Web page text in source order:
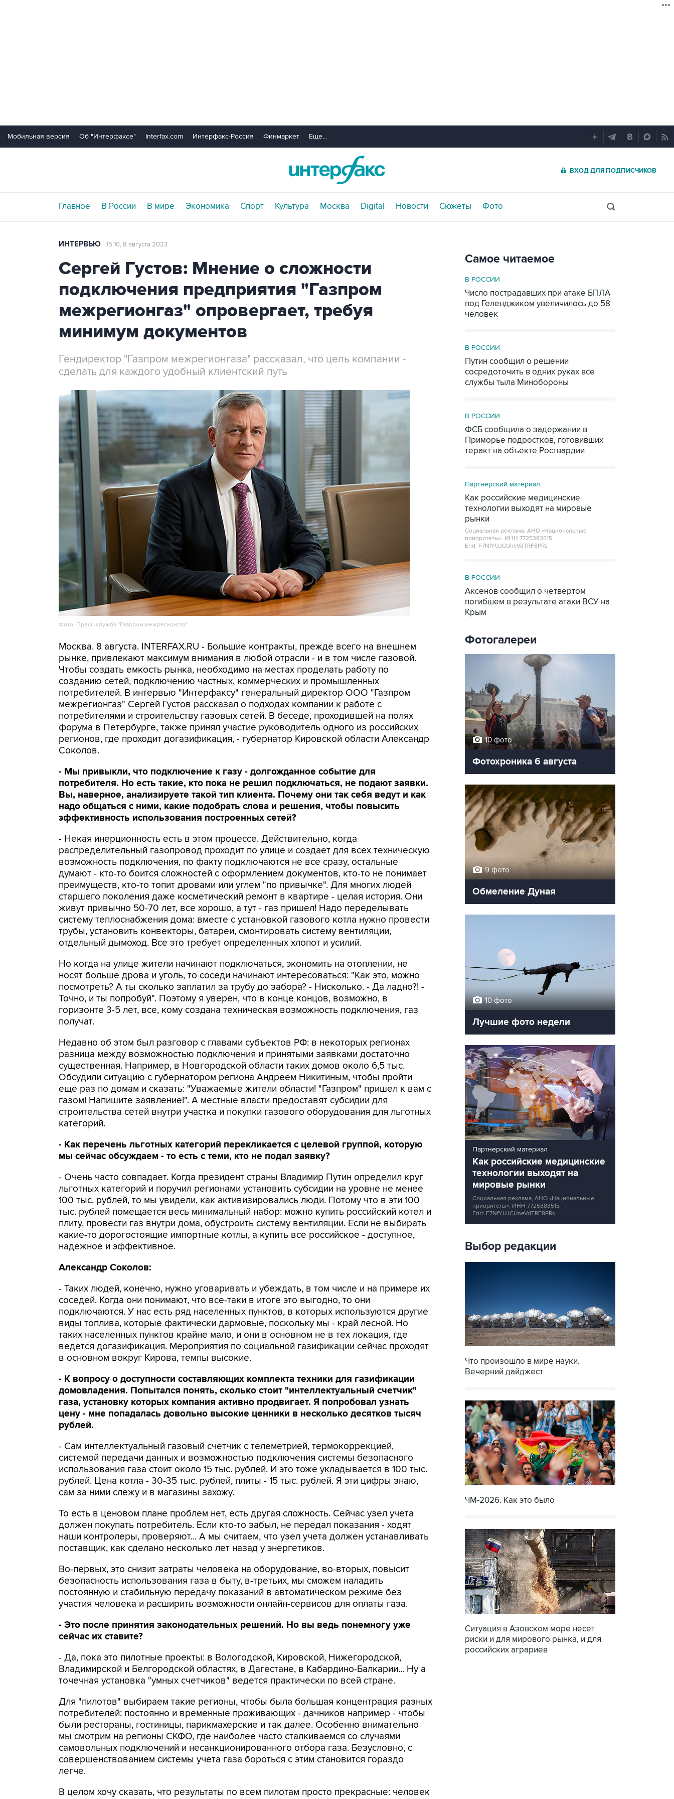
Мобильная версия Об "Интерфаксе" Interfax.com Интерфакс-Россия Финмаркет Еще...
ВХОД ДЛЯ ПОДПИСЧИКОВ
Главное В России В мире Экономика Спорт Культура Москва Digital Новости Сюжеты Фото
ИНТЕРВЬЮ 15:10, 8 августа 2023
Сергей Густов: Мнение о сложности
подключения предприятия "Газпром
межрегионгаз" опровергает, требуя
минимум документов
Гендиректор "Газпром межрегионгаза" рассказал, что цель компании -
сделать для каждого удобный клиентский путь
Фото: Пресс-служба "Газпром межрегионгаз"
Москва. 8 августа. INTERFAX.RU - Большие контракты, прежде всего на внешнем
рынке, привлекают максимум внимания в любой отрасли - и в том числе газовой.
Чтобы создать емкость рынка, необходимо на местах проделать работу по
созданию сетей, подключению частных, коммерческих и промышленных
потребителей. В интервью "Интерфаксу" генеральный директор ООО "Газпром
межрегионгаз" Сергей Густов рассказал о подходах компании к работе с
потребителями и строительству газовых сетей. В беседе, проходившей на полях
форума в Петербурге, также принял участие руководитель одного из российских
регионов, где проходит догазификация, - губернатор Кировской области Александр
Соколов.
- Мы привыкли, что подключение к газу - долгожданное событие для
потребителя. Но есть такие, кто пока не решил подключаться, не подают заявки.
Вы, наверное, анализируете такой тип клиента. Почему они так себя ведут и как
надо общаться с ними, какие подобрать слова и решения, чтобы повысить
эффективность использования построенных сетей?
- Некая инерционность есть в этом процессе. Действительно, когда
распределительный газопровод проходит по улице и создает для всех техническую
возможность подключения, по факту подключаются не все сразу, остальные
думают - кто-то боится сложностей с оформлением документов, кто-то не понимает
преимуществ, кто-то топит дровами или углем "по привычке". Для многих людей
старшего поколения даже косметический ремонт в квартире - целая история. Они
живут привычно 50-70 лет, все хорошо, а тут - газ пришел! Надо переделывать
систему теплоснабжения дома: вместе с установкой газового котла нужно провести
трубы, установить конвекторы, батареи, смонтировать систему вентиляции,
отдельный дымоход. Все это требует определенных хлопот и усилий.
Но когда на улице жители начинают подключаться, экономить на отоплении, не
носят больше дрова и уголь, то соседи начинают интересоваться: "Как это, можно
посмотреть? А ты сколько заплатил за трубу до забора? - Нисколько. - Да ладно?! -
Точно, и ты попробуй". Поэтому я уверен, что в конце концов, возможно, в
горизонте 3-5 лет, все, кому создана техническая возможность подключения, газ
получат.
Недавно об этом был разговор с главами субъектов РФ: в некоторых регионах
разница между возможностью подключения и принятыми заявками достаточно
существенная. Например, в Новгородской области таких домов около 6,5 тыс.
Обсудили ситуацию с губернатором региона Андреем Никитиным, чтобы пройти
еще раз по домам и сказать: "Уважаемые жители области! "Газпром" пришел к вам с
газом! Напишите заявление!". А местные власти предоставят субсидии для
строительства сетей внутри участка и покупки газового оборудования для льготных
категорий.
- Как перечень льготных категорий перекликается с целевой группой, которую
мы сейчас обсуждаем - то есть с теми, кто не подал заявку?
- Очень часто совпадает. Когда президент страны Владимир Путин определил круг
льготных категорий и поручил регионами установить субсидии на уровне не менее
100 тыс. рублей, то мы увидели, как активизировались люди. Потому что в эти 100
тыс. рублей помещается весь минимальный набор: можно купить российский котел и
плиту, провести газ внутри дома, обустроить систему вентиляции. Если не выбирать
какие-то дорогостоящие импортные котлы, а купить все российское - доступное,
надежное и эффективное.
Александр Соколов:
- Таких людей, конечно, нужно уговаривать и убеждать, в том числе и на примере их
соседей. Когда они понимают, что все-таки в итоге это выгодно, то они
подключаются. У нас есть ряд населенных пунктов, в которых используются другие
виды топлива, которые фактически дармовые, поскольку мы - край лесной. Но
таких населенных пунктов крайне мало, и они в основном не в тех локация, где
ведется догазификация. Мероприятия по социальной газификации сейчас проходят
в основном вокруг Кирова, темпы высокие.
- К вопросу о доступности составляющих комплекта техники для газификации
домовладения. Попытался понять, сколько стоит "интеллектуальный счетчик"
газа, установку которых компания активно продвигает. Я попробовал узнать
цену - мне попадалась довольно высокие ценники в несколько десятков тысяч
рублей.
- Сам интеллектуальный газовый счетчик с телеметрией, термокоррекцией,
системой передачи данных и возможностью подключения системы безопасного
использования газа стоит около 15 тыс. рублей. И это тоже укладывается в 100 тыс.
рублей. Цена котла - 30-35 тыс. рублей, плиты - 15 тыс. рублей. Я эти цифры знаю,
сам за ними слежу и в магазины захожу.
То есть в ценовом плане проблем нет, есть другая сложность. Сейчас узел учета
должен покупать потребитель. Если кто-то забыл, не передал показания - ходят
наши контролеры, проверяют... А мы считаем, что узел учета должен устанавливать
поставщик, как сделано несколько лет назад у энергетиков.
Во-первых, это снизит затраты человека на оборудование, во-вторых, повысит
безопасность использования газа в быту, в-третьих, мы сможем наладить
постоянную и стабильную передачу показаний в автоматическом режиме без
участия человека и расширить возможности онлайн-сервисов для оплаты газа.
- Это после принятия законодательных решений. Но вы ведь понемногу уже
сейчас их ставите?
- Да, пока это пилотные проекты: в Вологодской, Кировской, Нижегородской,
Владимирской и Белгородской областях, в Дагестане, в Кабардино-Балкарии... Ну а
точечная установка "умных счетчиков" ведется практически по всей стране.
Для "пилотов" выбираем такие регионы, чтобы была большая концентрация разных
потребителей: постоянно и временные проживающих - дачников например - чтобы
были рестораны, гостиницы, парикмахерские и так далее. Особенно внимательно
мы смотрим на регионы СКФО, где наиболее часто сталкиваемся со случаями
самовольных подключений и несанкционированного отбора газа. Безусловно, с
совершенствованием системы учета газа бороться с этим становится гораздо
легче.
В целом хочу сказать, что результаты по всем пилотам просто прекрасные: человек
Самое читаемое
В РОССИИ
Число пострадавших при атаке БПЛА
под Геленджиком увеличилось до 58
человек
В РОССИИ
Путин сообщил о решении
сосредоточить в одних руках все
службы тыла Минобороны
В РОССИИ
ФСБ сообщила о задержании в
Приморье подростков, готовивших
теракт на объекте Росгвардии
Партнерский материал
Как российские медицинские
технологии выходят на мировые
рынки
Социальная реклама, АНО «Национальные
приоритеты». ИНН 7725383515
Erid: F7NfYUJCUneVdTRF8PRs
В РОССИИ
Аксенов сообщил о четвертом
погибшем в результате атаки ВСУ на
Крым
Фотогалереи
10 фото
Фотохроника 6 августа
9 фото
Обмеление Дуная
10 фото
Лучшие фото недели
Партнерский материал
Как российские медицинские
технологии выходят на
мировые рынки
Социальная реклама, АНО «Национальные
приоритеты». ИНН 7725383515
Erid: F7NfYUJCUneVdTRF8PRs
Выбор редакции
Что произошло в мире науки.
Вечерний дайджест
ЧМ-2026. Как это было
Ситуация в Азовском море несет
риски и для мирового рынка, и для
российских аграриев